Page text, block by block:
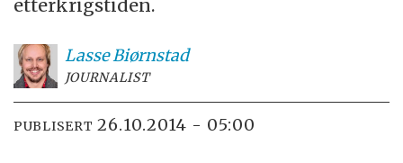
etterkrigstiden.
LasseBiørnstad
JOURNALIST
PUBLISERT 26.10.2014 - 05:00